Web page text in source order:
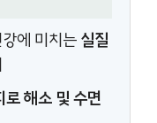
에 미치는 실질
로 해소 및 수면